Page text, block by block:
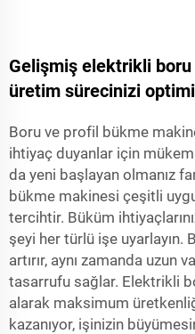
Gelişmiş elektrikli
üretim sürecinizi
Boru ve profil bükme
ihtiyaç duyanlar için
da yeni başlayan olmanız
bükme makinesi çeşitli
tercihtir. Büküm
şeyi her türlü işe
artırır, aynı zamanda uzun
tasarrufu sağlar. Elektrikli
alarak maksimum
kazanıyor, işinizin